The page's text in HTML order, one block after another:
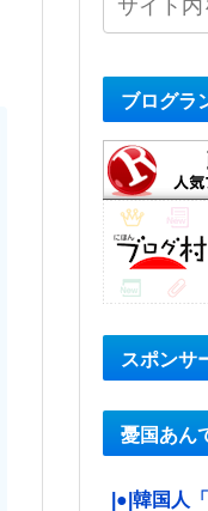
ブログラ
スポンサ
憂国あん
|●|韓国人